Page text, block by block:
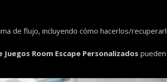
de flujo, incluyendo cómo hacerlos/
Juegos Room Escape Personalizados